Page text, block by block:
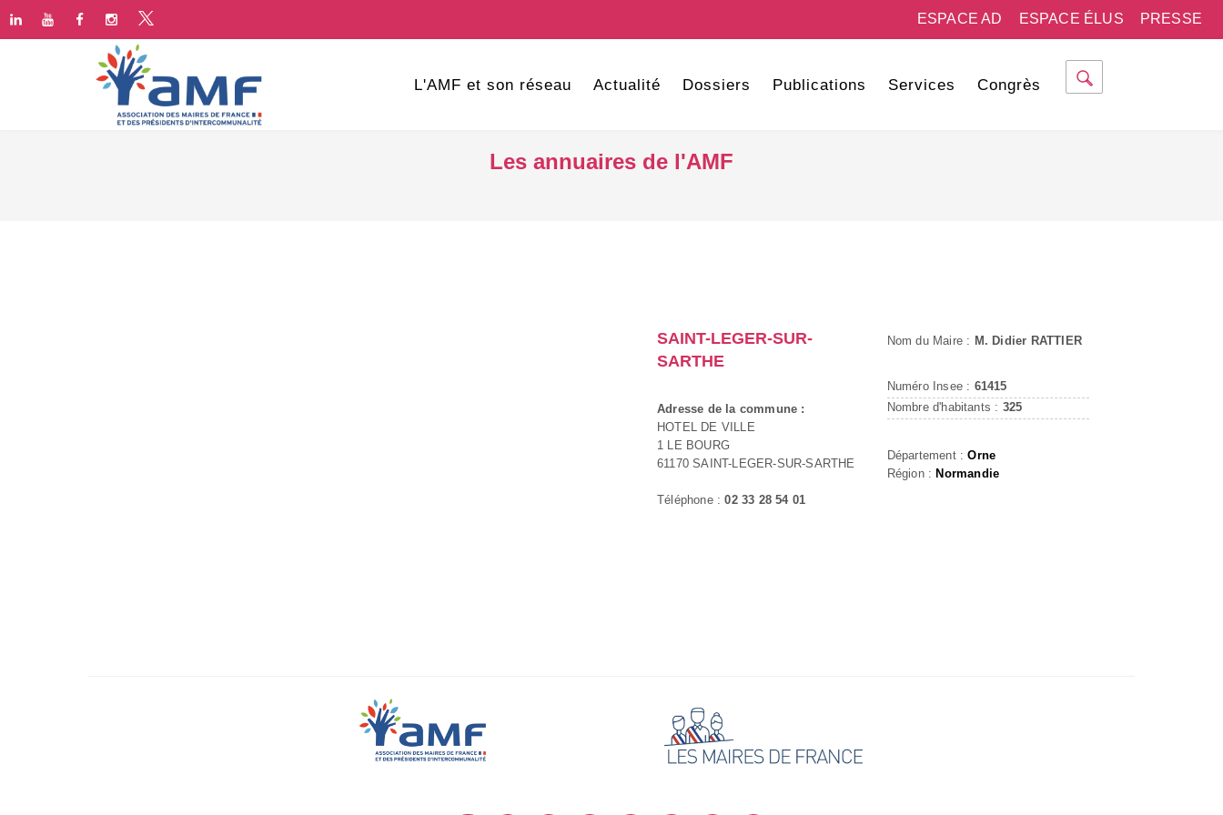
PRESSE
ESPACE ÉLUS
ESPACE AD
L'AMF et son réseau Actualité Dossiers Publications Services Congrès
Les annuaires de l'AMF
SAINT-LEGER-SUR-
SARTHE
Adresse de la commune :
HOTEL DE VILLE
1 LE BOURG
61170 SAINT-LEGER-SUR-SARTHE
Téléphone :02 33 28 54 01
Nom du Maire : M. Didier RATTIER
Numéro Insee : 61415
Nombre d'habitants : 325
Département :Orne
Région : Normandie